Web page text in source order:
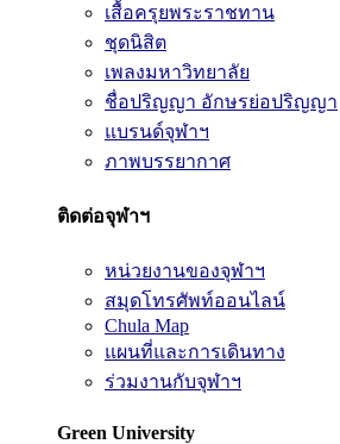
เสื้อครุยพระราชทาน
ชุดนิสิต
เพลงมหาวิทยาลัย
ชื่อปริญญา อักษรย่อปริญญา
แบรนด์จุฬาฯ
ภาพบรรยากาศ
ติดต่อจุฬาฯ
หน่วยงานของจุฬาฯ
สมุดโทรศัพท์ออนไลน์
Chula Map
แผนที่และการเดินทาง
ร่วมงานกับจุฬาฯ
Green University